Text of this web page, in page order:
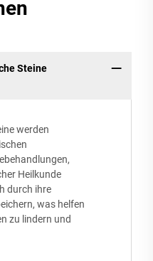
Steine
werden
Heilkunde
durch ihre
was helfen
zu lindern und